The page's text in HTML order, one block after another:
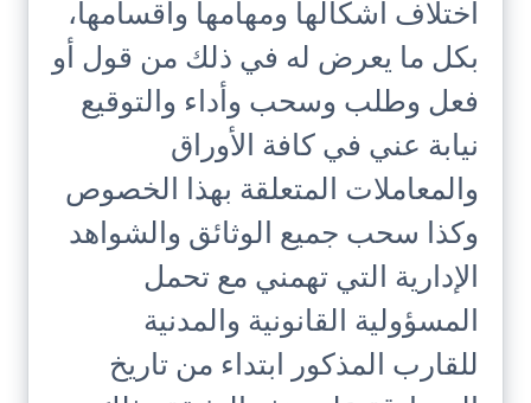
اختلاف أشكالها ومهامها وأقسامها،
بكل ما يعرض له في ذلك من قول أو
فعل وطلب وسحب وأداء والتوقيع
نيابة عني في كافة الأوراق
والمعاملات المتعلقة بهذا الخصوص
وكذا سحب جميع الوثائق والشواهد
الإدارية التي تهمني مع تحمل
المسؤولية القانونية والمدنية
للقارب المذكور ابتداء من تاريخ